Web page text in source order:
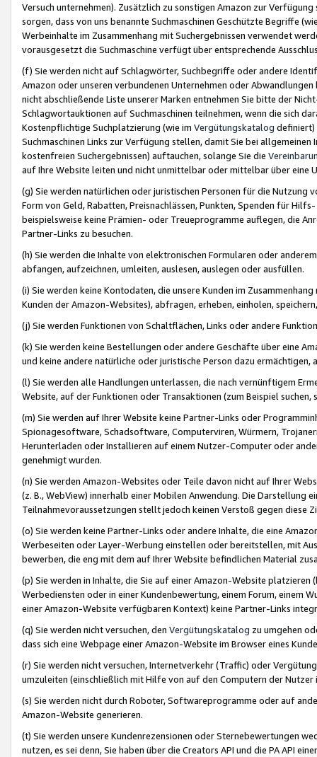
Versuch unternehmen). Zusätzlich zu sonstigen Amazon zur
sorgen, dass von uns benannte Suchmaschinen Geschützte Begriffe
Werbeinhalte im Zusammenhang mit Suchergebnissen verwendet
vorausgesetzt die Suchmaschine verfügt über entsprechende
(f) Sie werden nicht auf Schlagwörter, Suchbegriffe oder andere
Amazon oder unseren verbundenen Unternehmen oder
nicht abschließende Liste unserer Marken entnehmen Sie bitte der
Schlagwortauktionen auf Suchmaschinen teilnehmen, wenn die sich
Kostenpflichtige Suchplatzierung (wie im Vergütungskatalog definiert)
Suchmaschinen Links zur Verfügung stellen, damit Sie bei
kostenfreien Suchergebnissen) auftauchen, solange Sie die
auf Ihre Website leiten und nicht unmittelbar oder mittelbar über eine
(g) Sie werden natürlichen oder juristischen Personen für die Nutzung
Form von Geld, Rabatten, Preisnachlässen, Punkten, Spenden für
beispielsweise keine Prämien- oder Treueprogramme auflegen, die
Partner-Links zu besuchen.
(h) Sie werden die Inhalte von elektronischen Formularen oder
abfangen, aufzeichnen, umleiten, auslesen, auslegen oder ausfüllen.
(i) Sie werden keine Kontodaten, die unsere Kunden im
Kunden der Amazon-Websites), abfragen, erheben, einholen,
(j) Sie werden Funktionen von Schaltflächen, Links oder andere
(k) Sie werden keine Bestellungen oder andere Geschäfte über eine
und keine andere natürliche oder juristische Person dazu
(l) Sie werden alle Handlungen unterlassen, die nach vernünftigem
Website, auf der Funktionen oder Transaktionen (zum Beispiel
(m) Sie werden auf Ihrer Website keine Partner-Links oder
Spionagesoftware, Schadsoftware, Computerviren, Würmern,
Herunterladen oder Installieren auf einem Nutzer-Computer oder
genehmigt wurden.
(n) Sie werden Amazon-Websites oder Teile davon nicht auf Ihrer
(z. B., WebView) innerhalb einer Mobilen Anwendung. Die Darstellung
Teilnahmevoraussetzungen stellt jedoch keinen Verstoß gegen diese
(o) Sie werden keine Partner-Links oder andere Inhalte, die eine
Werbeseiten oder Layer-Werbung einstellen oder bereitstellen, mit
bewerben, die eng mit dem auf Ihrer Website befindlichen Material
(p) Sie werden in Inhalte, die Sie auf einer Amazon-Website
Werbediensten oder in einer Kundenbewertung, einem Forum, einem
einer Amazon-Website verfügbaren Kontext) keine Partner-Links
(q) Sie werden nicht versuchen, den Vergütungskatalog zu umgehen
dass sich eine Webpage einer Amazon-Website im Browser eines
(r) Sie werden nicht versuchen, Internetverkehr (Traffic) oder
umzuleiten (einschließlich mit Hilfe von auf den Computern der
(s) Sie werden nicht durch Roboter, Softwareprogramme oder auf
Amazon-Website generieren.
(t) Sie werden unsere Kundenrezensionen oder Sternebewertungen
nutzen, es sei denn, Sie haben über die Creators API und die PA API